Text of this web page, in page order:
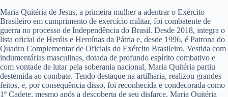
Maria Quitéria de Jesus, a primeira mulher a adentrar o Exército
Brasileiro em cumprimento de exercício militar, foi combatente de
guerra no processo de Independência do Brasil. Desde 2018, integra o
lista oficial de Heróis e Heroínas da Pátria e, desde 1996, é Patrona do
Quadro Complementar de Oficiais do Exército Brasileiro. Vestida com
indumentárias masculinas, dotada de profundo espírito combativo e
com vontade de lutar pela soberania nacional, Maria Quitéria partiu
destemida ao combate. Tendo destaque na artilharia, realizou grandes
feitos, e, por consequência disso, foi reconhecida e condecorada como
1º Cadete, mesmo após a descoberta de seu disfarce. Maria Quitéria